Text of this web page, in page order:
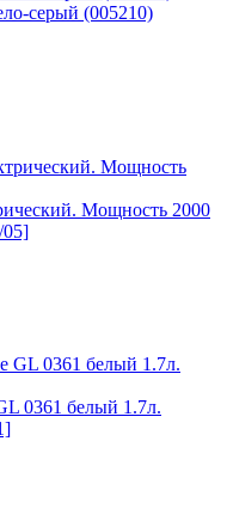
серый (005210)
Мощность 2000
05]
0361 белый 1.7л.